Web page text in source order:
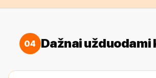
04 Dažnai užduodami